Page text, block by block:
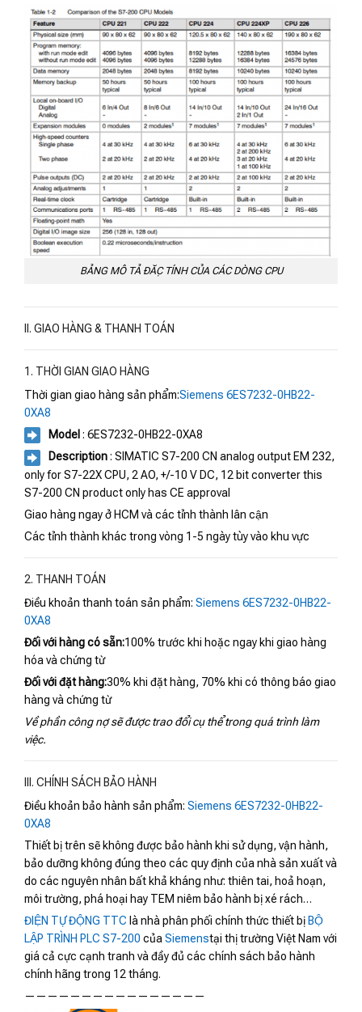
BẢNG MÔ TẢ ĐẶC TÍNH CỦA CÁC DÒNG CPU
II. GIAO HÀNG & THANH TOÁN
1. THỜI GIAN GIAO HÀNG
Thời gian giao hàng sản phẩm:Siemens 6ES7232-0HB22-
0XA8
Model : 6ES7232-0HB22-0XA8
Description: SIMATIC S7-200 CN analog output EM 232,
only for S7-22X CPU, 2 AO, +/-10 V DC, 12 bit converter this
S7-200 CN product only has CE approval
Giao hàng ngay ở HCM và các tỉnh thành lân cận
Các tỉnh thành khác trong vòng 1-5 ngày tùy vào khu vực
2. THANH TOÁN
Điều khoản thanh toán sản phẩm: Siemens 6ES7232-0HB22-
0XA8
Đối với hàng có sẵn:100% trước khi hoặc ngay khi giao hàng
hóa và chứng từ
Đối với đặt hàng:30% khi đặt hàng, 70% khi có thông báo giao
hàng và chứng từ
Về phần công nợ sẽ được trao đổi cụ thể trong quá trình làm
việc.
III. CHÍNH SÁCH BẢO HÀNH
Điều khoản bảo hành sản phẩm: Siemens 6ES7232-0HB22-
0XA8
Thiết bị trên sẽ không được bảo hành khi sử dụng, vận hành,
bảo dưỡng không đúng theo các quy định của nhà sản xuất và
do các nguyên nhân bất khả kháng như: thiên tai, hoả hoạn,
môi trường, phá hoại hay TEM niêm bảo hành bị xé rách…
ĐIỆN TỰ ĐỘNG TTC là nhà phân phối chính thức thiết bị BỘ
LẬP TRÌNH PLC S7-200 của Siemenstại thị trường Việt Nam với
giá cả cực cạnh tranh và đầy đủ các chính sách bảo hành
chính hãng trong 12 tháng.
————————————————